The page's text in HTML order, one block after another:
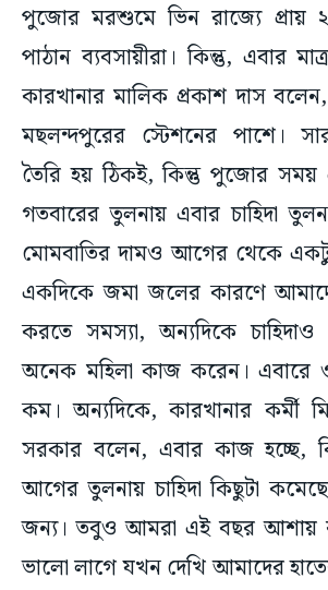
পুজোর মরশুমে ভিন রাজ্যে প্রায়
পাঠান ব্যবসায়ীরা। কিন্তু, এবার
কারখানার মালিক প্রকাশ দাস
মছলন্দপুরের স্টেশনের পাশে।
তৈরি হয় ঠিকই, কিন্তু পুজোর সময়
গতবারের তুলনায় এবার চাহিদা
মোমবাতির দামও আগের থেকে একটু
একদিকে জমা জলের কারণে
করতে সমস্যা, অন্যদিকে চাহিদাও
অনেক মহিলা কাজ করেন। এবারে
কম। অন্যদিকে, কারখানার কর্মী
সরকার বলেন, এবার কাজ হচ্ছে,
আগের তুলনায় চাহিদা কিছুটা
জন্য। তবুও আমরা এই বছর আশায়
ভালো লাগে যখন দেখি আমাদের